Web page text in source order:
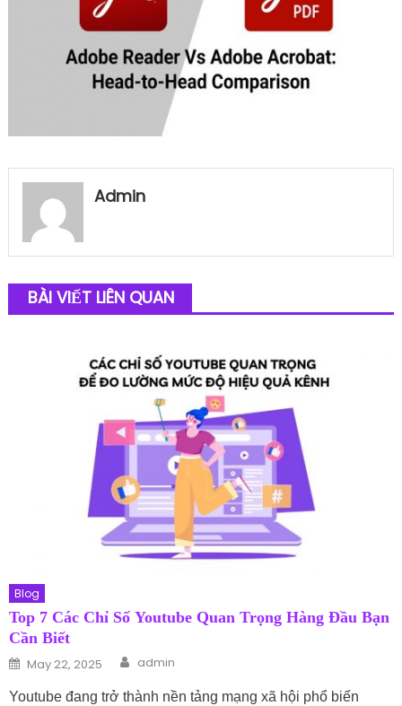
Admin
BÀI VIẾT LIÊN QUAN
Blog
Top 7 Các Chỉ Số Youtube Quan Trọng Hàng Đầu Bạn
Cần Biết
Posted on
May 22, 2025 Author
admin
Youtube đang trở thành nền tảng mạng xã hội phổ biến